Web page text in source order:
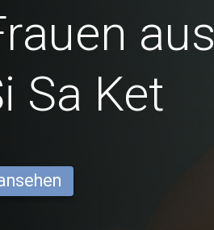
aus
Sa Ket